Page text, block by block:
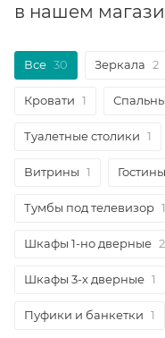
в нашем
Все 30 Зеркала 2
Кровати 1
Туалетные столики 1
Витрины 1
Тумбы под телевизор 1
Шкафы 1-но дверные 2
Шкафы 3-х дверные 1
Пуфики и банкетки 1